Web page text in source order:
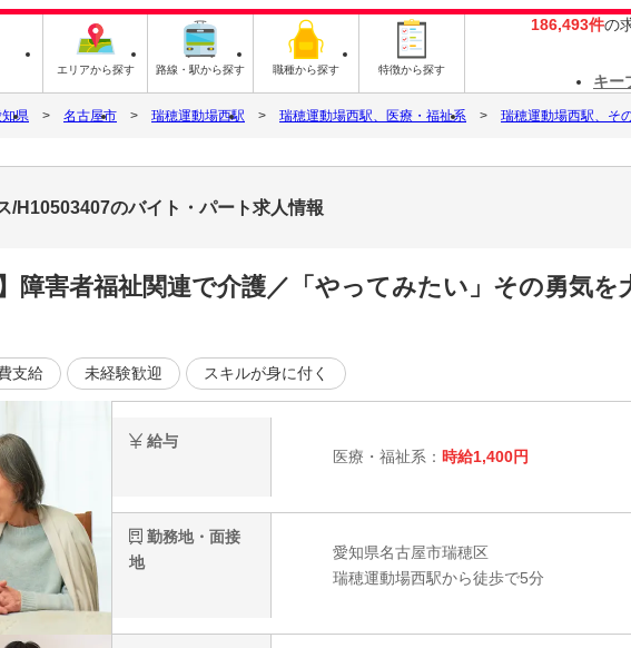
エリアから探す 路線・駅から探す 職種から探す 特徴から探す
186,493件の
キー
県 名古屋市 瑞穂運動場西駅 瑞穂運動場西駅、医療・福祉系 瑞穂運動場西駅、そ
/H10503407のバイト・パート求人情報
】障害者福祉関連で介護／「やってみたい」その勇気
支給 未経験歓迎 スキルが身に付く
給与
医療・福祉系： 時給1,400円
勤務地・面接
地
愛知県名古屋市瑞穂区
瑞穂運動場西駅から徒歩で5分